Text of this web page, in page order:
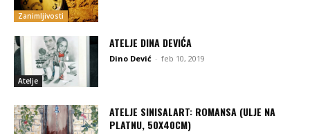
Zanimljivosti
Atelje
ATELJE DINA DEVIĆA
Dino Dević - feb 10, 2019
ATELJE SINISALART: ROMANSA (ULJE NA
PLATNU, 50X40CM)